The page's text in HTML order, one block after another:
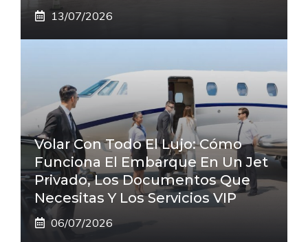
13/07/2026
Volar Con Todo El Lujo: Cómo
Funciona El Embarque En Un Jet
Privado, Los Documentos Que
Necesitas Y Los Servicios VIP
06/07/2026